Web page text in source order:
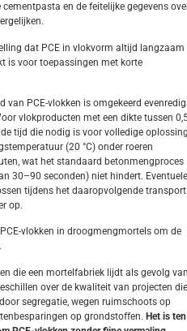
en de feitelijke gegevens
dat PCE in vlokvorm altijd langzaam
is voor toepassingen met korte
van PCE-vlokken is omgekeerd evenredig
vlokproducten met een dikte tussen
tijd die nodig is voor volledige
(20 °C) onder roeren
wat het standaard betonmengproces
30–90 seconden) niet hindert. Eventuele
tijdens het daaropvolgende transport
op.
vlokken in droogmengmortels om de
die een mortelfabriek lijdt als gevolg
over de kwaliteit van projecten die
segregatie, wegen ruimschoots op
op grondstoffen. Het is ten